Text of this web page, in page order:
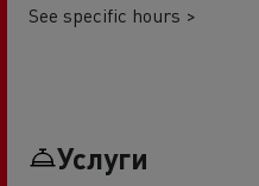
See specific hours >
Услуги